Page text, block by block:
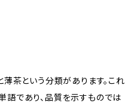
薄茶という分類があります。これ
であり、品質を示すものでは